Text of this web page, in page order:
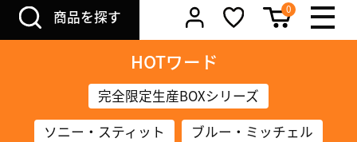
商品を探す 0
HOTワード
完全限定生産BOXシリーズ
ソニー・スティット
ブルー・ミッチェル